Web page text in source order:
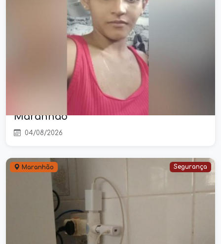
Criança de 1 ano e 6 meses morre
após dar entrada em hospital; mãe é
presa durante investigação no
Maranhão
04/08/2026
Maranhão Segurança